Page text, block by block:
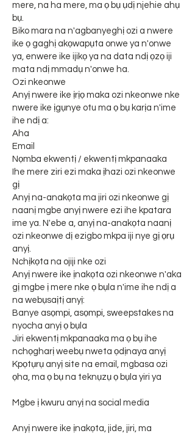
mere, na ha mere, ma ọ bụ ụdị njehie ahụ
bụ.
Biko mara na n'agbanyeghị ozi a nwere
ike ọ gaghị akọwapụta onwe ya n'onwe
ya, enwere ike ijikọ ya na data ndị ọzọ iji
mata ndị mmadụ n'onwe ha.
Ozi nkeonwe
Anyị nwere ike ịrịọ maka ozi nkeonwe nke
nwere ike ịgụnye otu ma ọ bụ karịa n'ime
ihe ndị a:
Aha
Email
Nọmba ekwentị / ekwentị mkpanaaka
Ihe mere ziri ezi maka ịhazi ozi nkeonwe
gị
Anyị na-anakọta ma jiri ozi nkeonwe gị
naanị mgbe anyị nwere ezi ihe kpatara
ime ya. N'ebe a, anyị na-anakọta naanị
ozi nkeonwe dị ezigbo mkpa iji nye gị ọrụ
anyị.
Nchịkọta na ojiji nke ozi
Anyị nwere ike ịnakọta ozi nkeonwe n'aka
gị mgbe ị mere nke ọ bụla n'ime ihe ndị a
na webụsaịtị anyị:
Banye asọmpi, asọmpi, sweepstakes na
nyocha anyị ọ bụla
Jiri ekwentị mkpanaaka ma ọ bụ ihe
nchọgharị weebụ nweta ọdịnaya anyị
Kpọtụrụ anyị site na email, mgbasa ozi
ọha, ma ọ bụ na teknụzụ ọ bụla yiri ya
Mgbe ị kwuru anyị na social media
Anyị nwere ike ịnakọta, jide, jiri, ma